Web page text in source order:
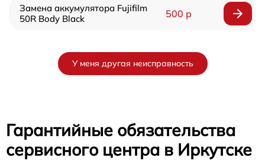
Замена аккумулятора Fujifilm
50R Body Black
500 р
У меня другая неисправность
Гарантийные обязательства
сервисного центра в Иркутске